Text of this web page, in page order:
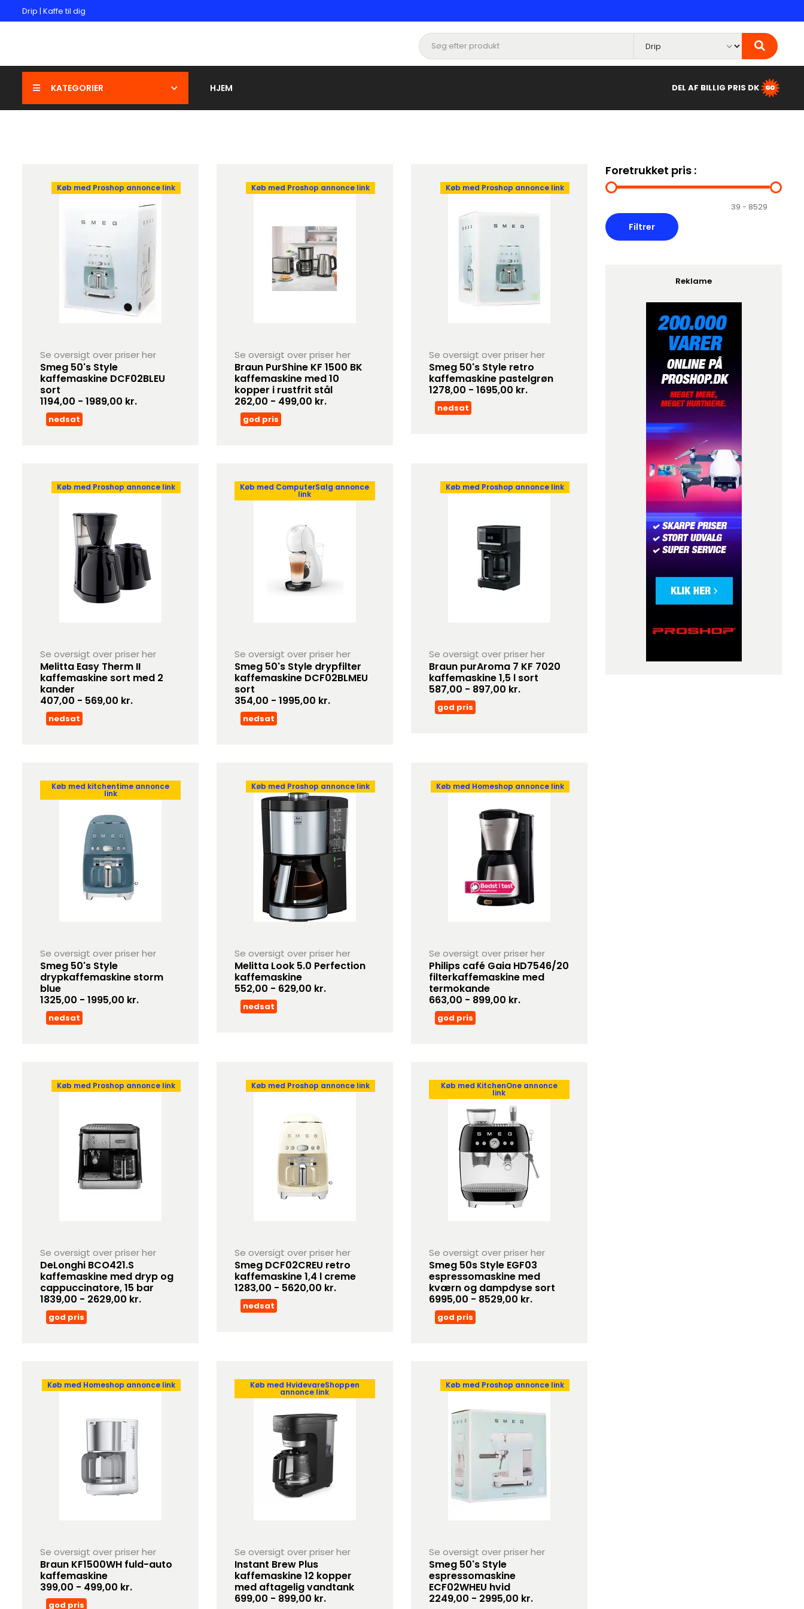
Drip | Kaffe til dig
KATEGORIER HJEM DEL AF BILLIG PRIS DK
Køb med Proshop annonce link
Se oversigt over priser her
Smeg 50's Style
kaffemaskine DCF02BLEU
sort
1194,00 - 1989,00 kr.
nedsat
Køb med Proshop annonce link
Se oversigt over priser her
Braun PurShine KF 1500 BK
kaffemaskine med 10
kopper i rustfrit stål
262,00 - 499,00 kr.
god pris
Køb med Proshop annonce link
Se oversigt over priser her
Smeg 50's Style retro
kaffemaskine pastelgrøn
1278,00 - 1695,00 kr.
nedsat
Køb med Proshop annonce link
Se oversigt over priser her
Melitta Easy Therm II
kaffemaskine sort med 2
kander
407,00 - 569,00 kr.
nedsat
Køb med ComputerSalg annonce
link
Se oversigt over priser her
Smeg 50's Style drypfilter
kaffemaskine DCF02BLMEU
sort
354,00 - 1995,00 kr.
nedsat
Køb med Proshop annonce link
Se oversigt over priser her
Braun purAroma 7 KF 7020
kaffemaskine 1,5 l sort
587,00 - 897,00 kr.
god pris
Køb med kitchentime annonce
link
Se oversigt over priser her
Smeg 50's Style
drypkaffemaskine storm
blue
1325,00 - 1995,00 kr.
nedsat
Køb med Proshop annonce link
Se oversigt over priser her
Melitta Look 5.0 Perfection
kaffemaskine
552,00 - 629,00 kr.
nedsat
Køb med Homeshop annonce link
Se oversigt over priser her
Philips café Gaia HD7546/20
filterkaffemaskine med
termokande
663,00 - 899,00 kr.
god pris
Køb med Proshop annonce link
Se oversigt over priser her
DeLonghi BCO421.S
kaffemaskine med dryp og
cappuccinatore, 15 bar
1839,00 - 2629,00 kr.
god pris
Køb med Proshop annonce link
Se oversigt over priser her
Smeg DCF02CREU retro
kaffemaskine 1,4 l creme
1283,00 - 5620,00 kr.
nedsat
Køb med KitchenOne annonce
link
Se oversigt over priser her
Smeg 50s Style EGF03
espressomaskine med
kværn og dampdyse sort
6995,00 - 8529,00 kr.
god pris
Køb med Homeshop annonce link
Se oversigt over priser her
Braun KF1500WH fuld-auto
kaffemaskine
399,00 - 499,00 kr.
god pris
Køb med HvidevareShoppen
annonce link
Se oversigt over priser her
Instant Brew Plus
kaffemaskine 12 kopper
med aftagelig vandtank
699,00 - 899,00 kr.
Køb med Proshop annonce link
Se oversigt over priser her
Smeg 50's Style
espressomaskine
ECF02WHEU hvid
2249,00 - 2995,00 kr.
Foretrukket pris :
Reklame